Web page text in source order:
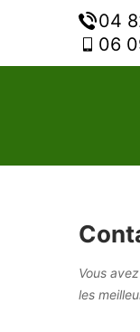
04
06
Vous
les